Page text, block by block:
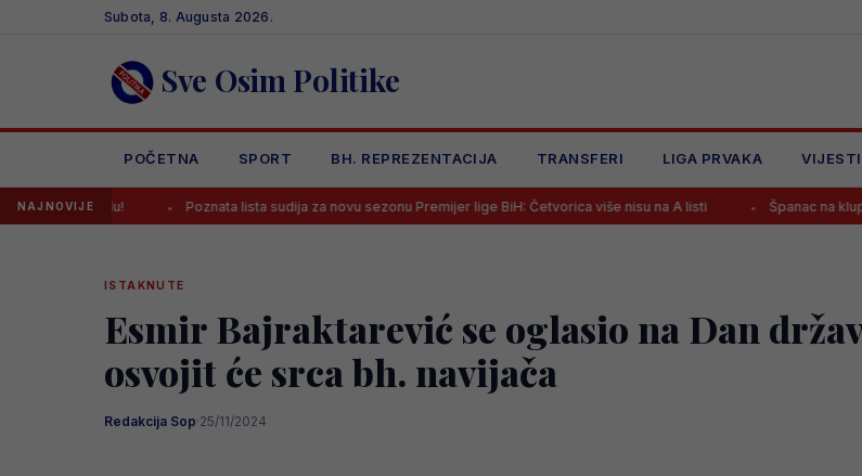
Subota, 8. Augusta 2026.
Sve Osim Politike
POČETNA SPORT BH. REPREZENTACIJA TRANSFERI LIGA PRVAKA VIJESTI
NAJNOVIJEPoznata lista sudija za novu sezonu Premijer lige BiH: Četvorica više nisu na A listi Španac na klupi Željezničara
ISTAKNUTE
Esmir Bajraktarević se oglasio na Dan
osvojit će srca bh. navijača
Redakcija Sop·25/11/2024